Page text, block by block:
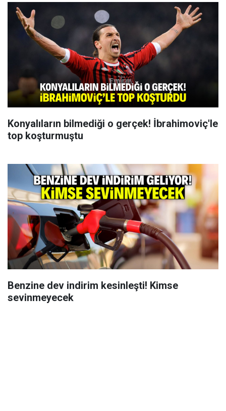
Konyalıların bilmediği o gerçek! İbrahimoviç'le
top koşturmuştu
Benzine dev indirim kesinleşti! Kimse
sevinmeyecek